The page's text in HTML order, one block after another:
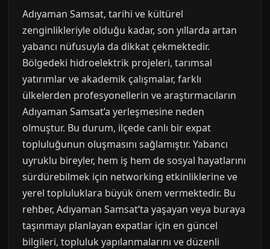
Adıyaman Samsat, tarihi ve kültürel
zenginlikleriyle olduğu kadar, son yıllarda artan
yabancı nüfusuyla da dikkat çekmektedir.
Bölgedeki hidroelektrik projeleri, tarımsal
yatırımlar ve akademik çalışmalar, farklı
ülkelerden profesyonellerin ve araştırmacıların
Adıyaman Samsat’a yerleşmesine neden
olmuştur. Bu durum, ilçede canlı bir expat
topluluğunun oluşmasını sağlamıştır. Yabancı
uyruklu bireyler, hem iş hem de sosyal hayatlarını
sürdürebilmek için networking etkinliklerine ve
yerel topluluklara büyük önem vermektedir. Bu
rehber, Adıyaman Samsat’ta yaşayan veya buraya
taşınmayı planlayan expatlar için en güncel
bilgileri, topluluk yapılanmalarını ve düzenli